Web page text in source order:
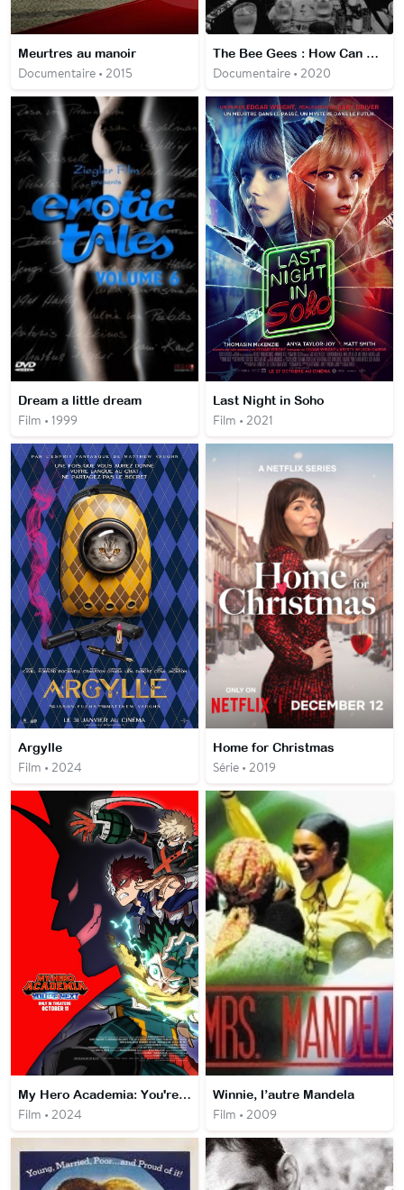
Meurtres au manoir
Documentaire • 2015
The Bee Gees : How Can You Mend a Broken Heart
Documentaire • 2020
Dream a little dream
Film • 1999
Last Night in Soho
Film • 2021
Argylle
Film • 2024
Home for Christmas
Série • 2019
My Hero Academia: You're Next
Film • 2024
Winnie, l’autre Mandela
Film • 2009